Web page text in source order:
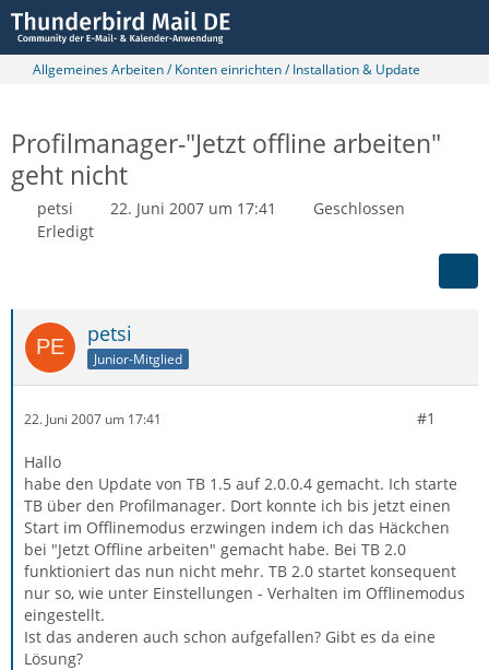
Allgemeines Arbeiten / Konten einrichten / Installation & Update
Profilmanager-"Jetzt offline arbeiten"
geht nicht
petsi 22. Juni 2007 um 17:41
Geschlossen
Erledigt
petsi
Junior-Mitglied
22. Juni 2007 um 17:41 #1
Hallo
habe den Update von TB 1.5 auf 2.0.0.4 gemacht. Ich starte
TB über den Profilmanager. Dort konnte ich bis jetzt einen
Start im Offlinemodus erzwingen indem ich das Häckchen
bei "Jetzt Offline arbeiten" gemacht habe. Bei TB 2.0
funktioniert das nun nicht mehr. TB 2.0 startet konsequent
nur so, wie unter Einstellungen - Verhalten im Offlinemodus
eingestellt.
Ist das anderen auch schon aufgefallen? Gibt es da eine
Lösung?